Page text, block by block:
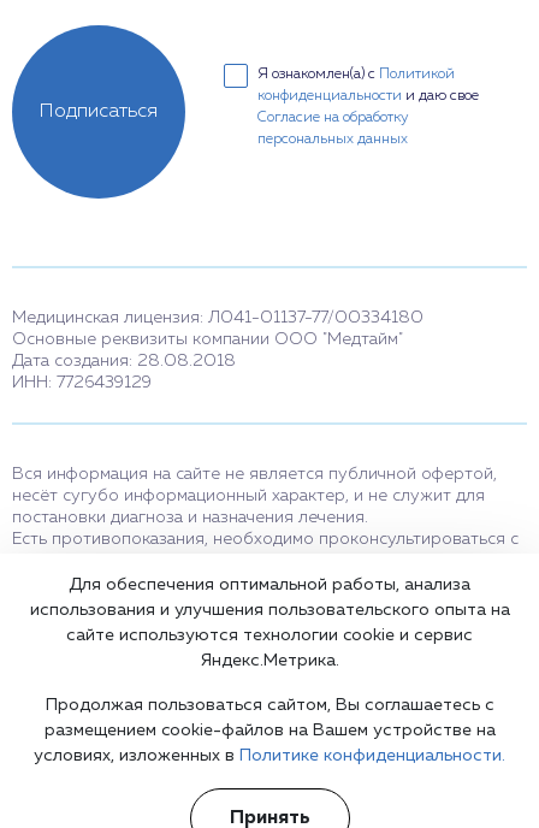
Я ознакомлен(а) с
Политикой
конфиденциальности и даю свое
Согласие на обработку
персональных данных
Подписаться
Медицинская лицензия: Л041-01137-77/00334180
Основные реквизиты компании ООО "Медтайм"
Дата создания: 28.08.2018
ИНН: 7726439129
Вся информация на сайте не является публичной офертой,
несёт сугубо информационный характер, и не служит для
постановки диагноза и назначения лечения.
Есть противопоказания, необходимо проконсультироваться с
мессенджерам и в соцсетях носят исключительно
информационный характер и не являются медицинскими
услугами.
Оставаясь на сайте вы соглашаетесь на использование cookies.
Карта сайта
©2002-2026 Клиника доктора Шурова
Для обеспечения оптимальной работы, анализа
использования и улучшения пользовательского опыта на
сайте используются технологии cookie и сервис
Яндекс.Метрика.
Продолжая пользоваться сайтом, Вы соглашаетесь с
размещением cookie-файлов на Вашем устройстве на
условиях, изложенных в
Политике конфиденциальности.
Принять